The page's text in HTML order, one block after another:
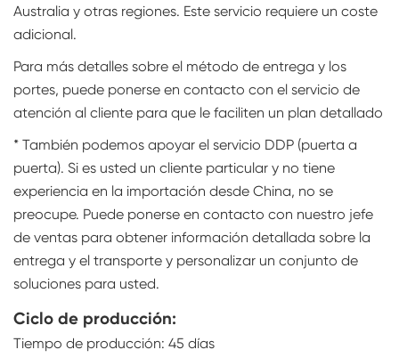
Australia y otras regiones. Este servicio requiere un coste
adicional.
Para más detalles sobre el método de entrega y los
portes, puede ponerse en contacto con el servicio de
atención al cliente para que le faciliten un plan detallado
* También podemos apoyar el servicio DDP (puerta a
puerta). Si es usted un cliente particular y no tiene
experiencia en la importación desde China, no se
preocupe. Puede ponerse en contacto con nuestro jefe
de ventas para obtener información detallada sobre la
entrega y el transporte y personalizar un conjunto de
soluciones para usted.
Ciclo de producción:
Tiempo de producción: 45 días